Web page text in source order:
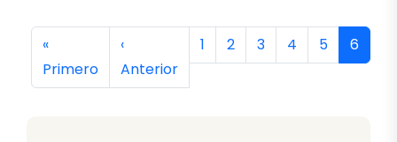
Paginación
Primera página
«
Primero
Página anterior
‹
Anterior
Página
1 Página
2 Página
3 Página
4 Página
5 6